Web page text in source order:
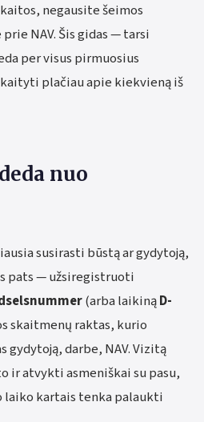
negausite šeimos
NAV. Šis gidas — tarsi
per visus pirmuosius
plačiau apie kiekvieną iš
nuo
susirasti būstą ar gydytoją,
pats — užsiregistruoti
(arba laikinąD-
skaitmenų raktas, kurio
gydytoją, darbe, NAV. Vizitą
ir atvykti asmeniškai su pasu,
kartais tenka palaukti